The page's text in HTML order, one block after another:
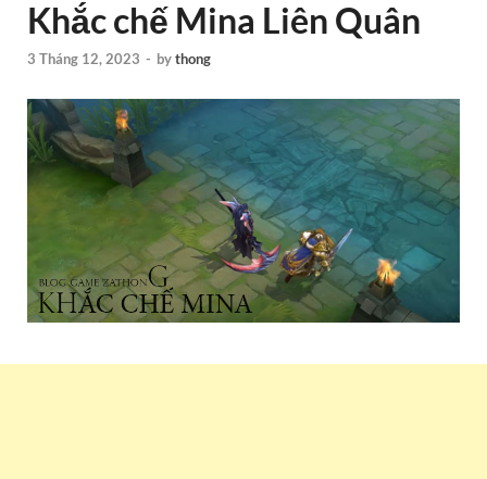
Khắc chế Mina Liên Quân
3 Tháng 12, 2023 - bythong